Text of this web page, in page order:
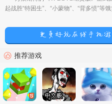
起战胜“特困生”、“小蒙物”、“背多愤”
推荐游戏